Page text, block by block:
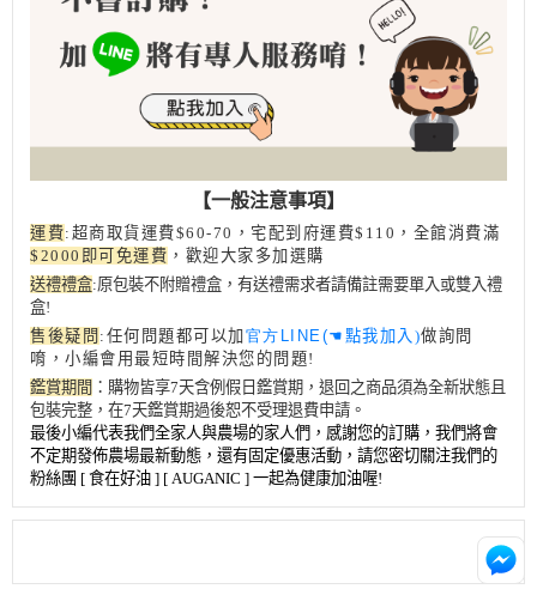
【一般注意事項】
運費:超商取貨運費$60-70 ，宅配到府運費$110 ，全館消費滿
$2000即可免運費 ，歡迎大家多加選購
送禮禮盒:原包裝不附贈禮盒，有送禮需求者請備註需要單入或雙入禮
盒!
售後疑問 :任何問題都可以加 官方LINE(☚ 點我加入)做詢問
唷，小編會用最短時間解決您的問題!
鑑賞期間 ：購物皆享7天含例假日鑑賞期，退回之商品須為全新狀態且
包裝完整，在7天鑑賞期過後恕不受理退費申請。
最後小編代表我們全家人與農場的家人們，感謝您的訂購，我們將會
不定期發佈農場最新動態，還有固定優惠活動，請您密切關注我們的
粉絲團 [ 食在好油 ] [ AUGANIC ] 一起為健康加油喔!